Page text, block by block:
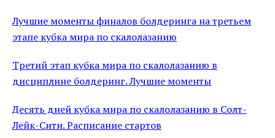
Лучшие моменты финалов болдеринга на третьем
этапе кубка мира по скалолазанию
Третий этап кубка мира по скалолазанию в
дисциплине болдеринг. Лучшие моменты
Десять дней кубка мира по скалолазанию в Солт-
Лейк-Сити. Расписание стартов